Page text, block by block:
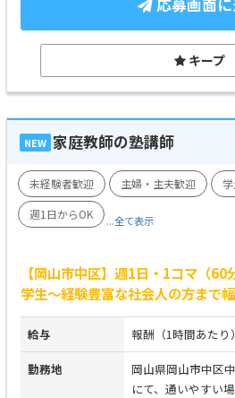
キープ
NEW 家庭教師の塾講師
未経験者歓迎 主婦・主夫歓迎
週1日からOK
...全て表示
【岡山市中区】週1日・1コマ（
学生～経験豊富な社会人の方まで
給与 報酬（1時間あたり
勤務地
岡山県岡山市中区
にて、通いやすい